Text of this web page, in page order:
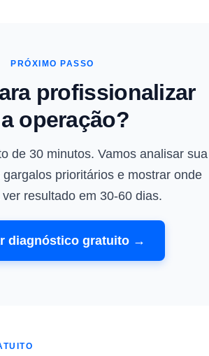
PRÓXIMO PASSO
profissionalizar
operação?
de 30 minutos. Vamos analisar sua
gargalos prioritários e mostrar onde
resultado em 30-60 dias.
diagnóstico gratuito →